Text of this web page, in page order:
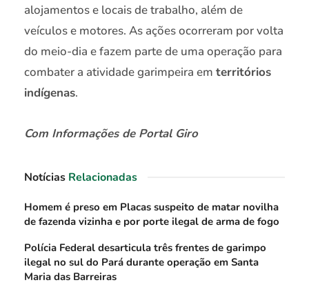
alojamentos e locais de trabalho, além de
veículos e motores. As ações ocorreram por volta
do meio-dia e fazem parte de uma operação para
combater a atividade garimpeira em territórios
indígenas.
Com Informações de Portal Giro
Notícias Relacionadas
Homem é preso em Placas suspeito de matar novilha
de fazenda vizinha e por porte ilegal de arma de fogo
Polícia Federal desarticula três frentes de garimpo
ilegal no sul do Pará durante operação em Santa
Maria das Barreiras